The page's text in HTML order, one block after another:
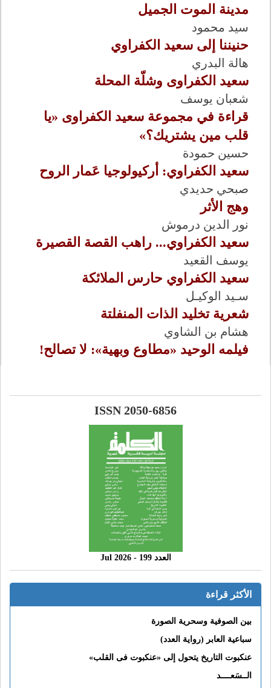
مدينة الموت الجميل
سيد محمود
حنيننا إلى سعيد الكفراوي
هالة البدري
سعيد الكفراوى وشلّة المحلة
شعبان يوسف
قراءة في مجموعة سعيد الكفراوى «يا
قلب مين يشتريك؟»
حسين حمودة
سعيد الكفراوي: أركيولوجيا عَمار الروح
صبحي حديدي
وهج الأثر
نور الدين درموش
سعيد الكفراوي... راهب القصة القصيرة
يوسف القعيد
سعيد الكفراوي حارس الملائكة
سـيد الوكيـل
شعرية تخليد الذات المنفلتة
هشام بن الشاوي
فيلمه الوحيد «مطاوع وبهية»: لا تصالح!
ISSN 2050-6856
العدد 199 - 2026 Jul
الأكثر قراءة
بين الصوفية وسحرية الصورة
سباعية العابر (رواية العدد)
عنكبوت التاريخ يتحول إلى «عنكبوت فى القلب»
الــسَعــــد